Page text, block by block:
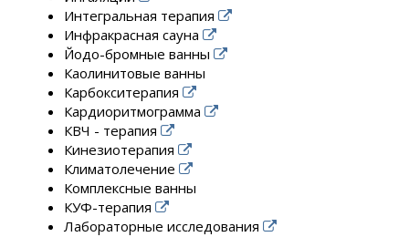
Интегральная терапия
Инфракрасная сауна
Йодо-бромные ванны
Каолинитовые ванны
Карбокситерапия
Кардиоритмограмма
КВЧ - терапия
Кинезиотерапия
Климатолечение
Комплексные ванны
КУФ-терапия
Лабораторные исследования